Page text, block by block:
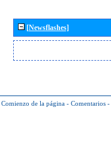
[Newsflashes]
Comienzo de la página - Comentarios -